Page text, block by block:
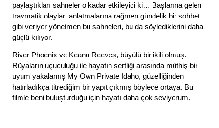
paylaştıkları sahneler o kadar etkileyici ki… Başlarına gelen
travmatik olayları anlatmalarına rağmen gündelik bir sohbet
gibi veriyor yönetmen bu sahneleri, bu da söylediklerini daha
güçlü kılıyor.
River Phoenix ve Keanu Reeves, büyülü bir ikili olmuş.
Rüyaların uçuculuğu ile hayatın sertliği arasında müthiş bir
uyum yakalamış My Own Private Idaho, güzelliğinden
hatırladıkça titrediğim bir yapıt çıkmış böylece ortaya. Bu
filmle beni buluşturduğu için hayatı daha çok seviyorum.